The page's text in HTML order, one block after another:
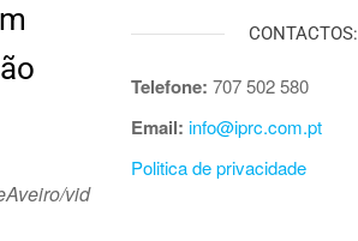
vid
CONTACTOS:
Telefone: 707 502 580
Email: info@iprc.com.pt
Politica de privacidade